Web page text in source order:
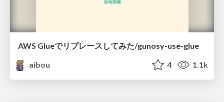
AWS Glueでリプレースしてみた/gunosy-use-glue
aibou
4 1.1k